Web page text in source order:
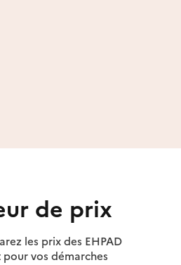
de prix
les prix des EHPAD
vos démarches